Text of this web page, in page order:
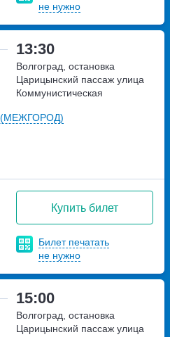
не нужно
13:30
Купить билет
Билет печатать
не нужно
Волгоград, остановка
Царицынский пассаж улица
Коммунистическая
(МЕЖГОРОД)
15:00
Волгоград, остановка
Царицынский пассаж улица